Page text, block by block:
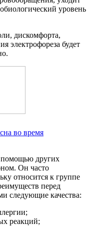
уровень
дискомфорта,
электрофореза будет
во время
помощью других
Он часто
относится к группе
перед
следующие качества:
реакций;